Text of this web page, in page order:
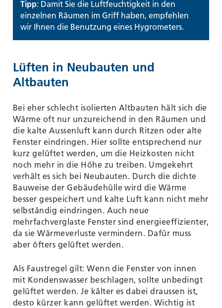
Tipp: Damit Sie die Luftfeuchtigkeit in den
einzelnen Räumen im Griff haben, empfehlen
wir Ihnen die Benutzung eines Hygrometers.
Lüften in Neubauten und
Altbauten
Bei eher schlecht isolierten Altbauten hält sich die
Wärme oft nur unzureichend in den Räumen und
die kalte Aussenluft kann durch Ritzen oder alte
Fenster eindringen. Hier sollte entsprechend nur
kurz gelüftet werden, um die Heizkosten nicht
noch mehr in die Höhe zu treiben. Umgekehrt
verhält es sich bei Neubauten. Durch die dichte
Bauweise der Gebäudehülle wird die Wärme
besser gespeichert und kalte Luft kann nicht mehr
selbständig eindringen. Auch neue
mehrfachverglaste Fenster sind energieeffizienter,
da sie Wärmeverluste vermindern. Dafür muss
aber öfters gelüftet werden.
Als Faustregel gilt: Wenn die Fenster von innen
mit Kondenswasser beschlagen, sollte unbedingt
gelüftet werden. Je kälter es dabei draussen ist,
desto kürzer kann gelüftet werden. Wichtig ist